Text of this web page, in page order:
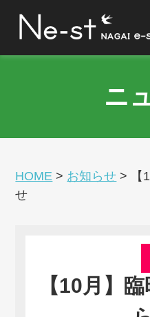
ニ
HOME > お知らせ >
せ
【10月】